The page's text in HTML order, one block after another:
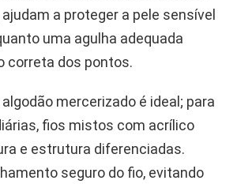
a proteger a pele sensível
uma agulha adequada
correta dos pontos.
mercerizado é ideal; para
fios mistos com acrílico
e estrutura diferenciadas.
seguro do fio, evitando